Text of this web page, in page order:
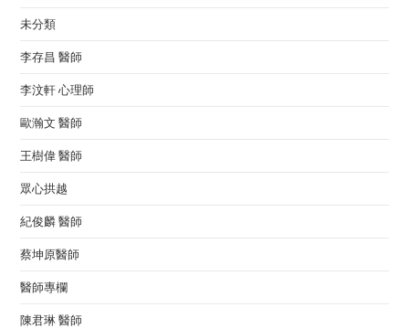
未分類
李存昌 醫師
李汶軒 心理師
歐瀚文 醫師
王樹偉 醫師
眾心拱越
紀俊麟 醫師
蔡坤原醫師
醫師專欄
陳君琳 醫師